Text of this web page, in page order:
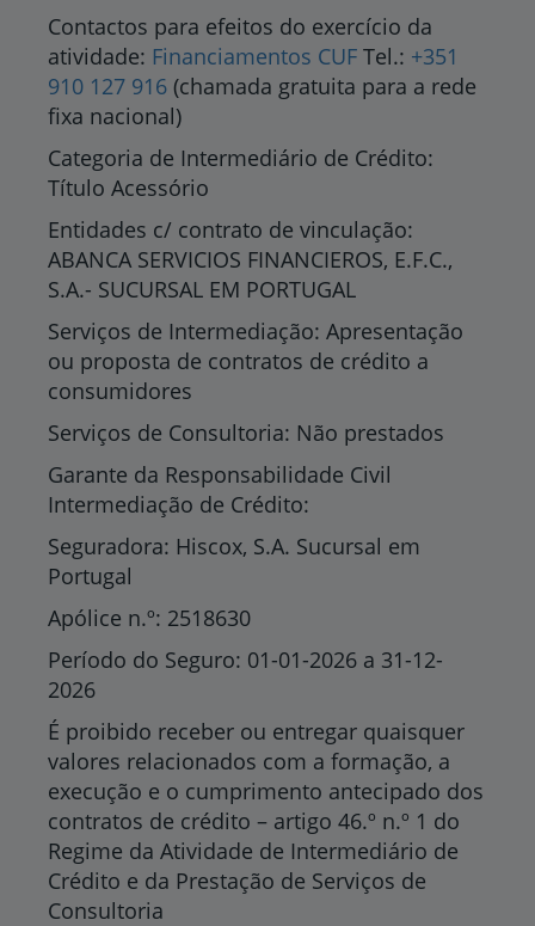
Contactos para efeitos do exercício da
atividade: Financiamentos CUF Tel.: +351
910 127 916 (chamada gratuita para a rede
fixa nacional)
Categoria de Intermediário de Crédito:
Título Acessório
Entidades c/ contrato de vinculação:
ABANCA SERVICIOS FINANCIEROS, E.F.C.,
S.A.- SUCURSAL EM PORTUGAL
Serviços de Intermediação: Apresentação
ou proposta de contratos de crédito a
consumidores
Serviços de Consultoria: Não prestados
Garante da Responsabilidade Civil
Intermediação de Crédito:
Seguradora: Hiscox, S.A. Sucursal em
Portugal
Apólice n.º: 2518630
Período do Seguro: 01-01-2026 a 31-12-
2026
É proibido receber ou entregar quaisquer
valores relacionados com a formação, a
execução e o cumprimento antecipado dos
contratos de crédito – artigo 46.º n.º 1 do
Regime da Atividade de Intermediário de
Crédito e da Prestação de Serviços de
Consultoria